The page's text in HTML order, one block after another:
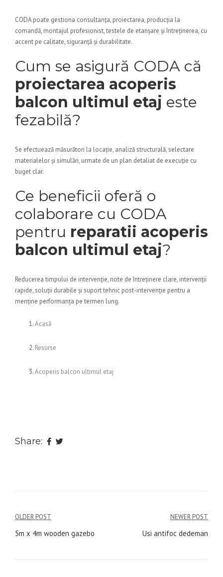
CODA poate gestiona consultanța, proiectarea, producția la
comandă, montajul profesionist, testele de etanșare și întreținerea, cu
accent pe calitate, siguranță și durabilitate.
Cum se asigură CODA că
proiectarea acoperis
balcon ultimul etaj este
fezabilă?
Se efectuează măsurători la locație, analiză structurală, selectare
materialelor și simulări, urmate de un plan detaliat de execuție cu
buget clar.
Ce beneficii oferă o
colaborare cu CODA
pentru reparatii acoperis
balcon ultimul etaj?
Reducerea timpului de intervenție, note de întreținere clare, intervenții
rapide, soluții durabile și suport tehnic post-intervenție pentru a
menține performanța pe termen lung.
Acasă
Resurse
Acoperis balcon ultimul etaj
Share:
Navigare
în
OLDER POST
5m x 4m wooden gazebo
NEWER POST
Usi antifoc dedeman